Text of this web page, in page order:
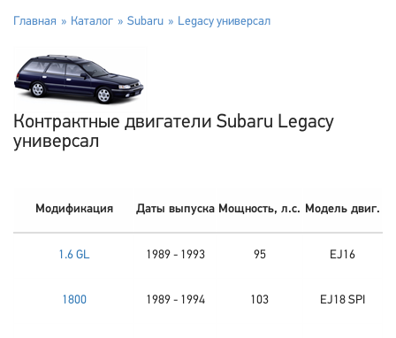
Главная Каталог Subaru Legacy универсал
Контрактные двигатели Subaru Legacy
универсал
Модификация Даты выпуска Мощность, л.с. Модель двиг.
1.6 GL 1989 - 1993 95 EJ16
1800 1989 - 1994 103 EJ18 SPI